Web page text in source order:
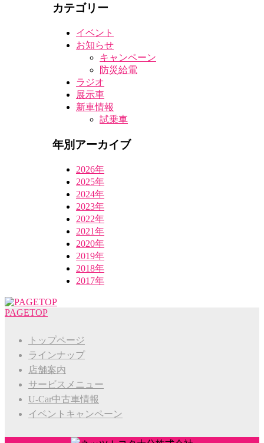
カテゴリー
イベント
お知らせ
キャンペーン
防災給電
ラジオ
展示車
新車情報
試乗車
年別アーカイブ
2026年
2025年
2024年
2023年
2022年
2021年
2020年
2019年
2018年
2017年
PAGETOP
トップページ
ラインナップ
店舗案内
サービスメニュー
U-Car中古車情報
イベントキャンペーン